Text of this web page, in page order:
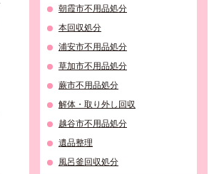
朝霞市不用品処分
本回収処分
浦安市不用品処分
草加市不用品処分
蕨市不用品処分
解体・取り外し回収
越谷市不用品処分
遺品整理
風呂釜回収処分